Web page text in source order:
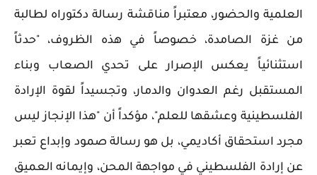
العلمية والحضور، معتبراً مناقشة رسالة دكتوراه لطالبة
من غزة الصامدة، خصوصاً في هذه الظروف، "حدثاً
استثنائياً يعكس الإصرار على تحدي الصعاب وبناء
المستقبل رغم العدوان والدمار، وتجسيداً لقوة الإرادة
الفلسطينية وعشقها للعلم"، مؤكداً أن "هذا الإنجاز ليس
مجرد استحقاق أكاديمي، بل هو رسالة صمود وإبداع تعبر
عن إرادة الفلسطيني في مواجهة المحن، وإيمانه العميق